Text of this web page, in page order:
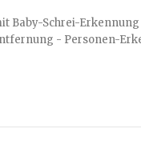
für beste Aufnahme bei Gegenlicht - Gleichmäßige IR-
- Personen-